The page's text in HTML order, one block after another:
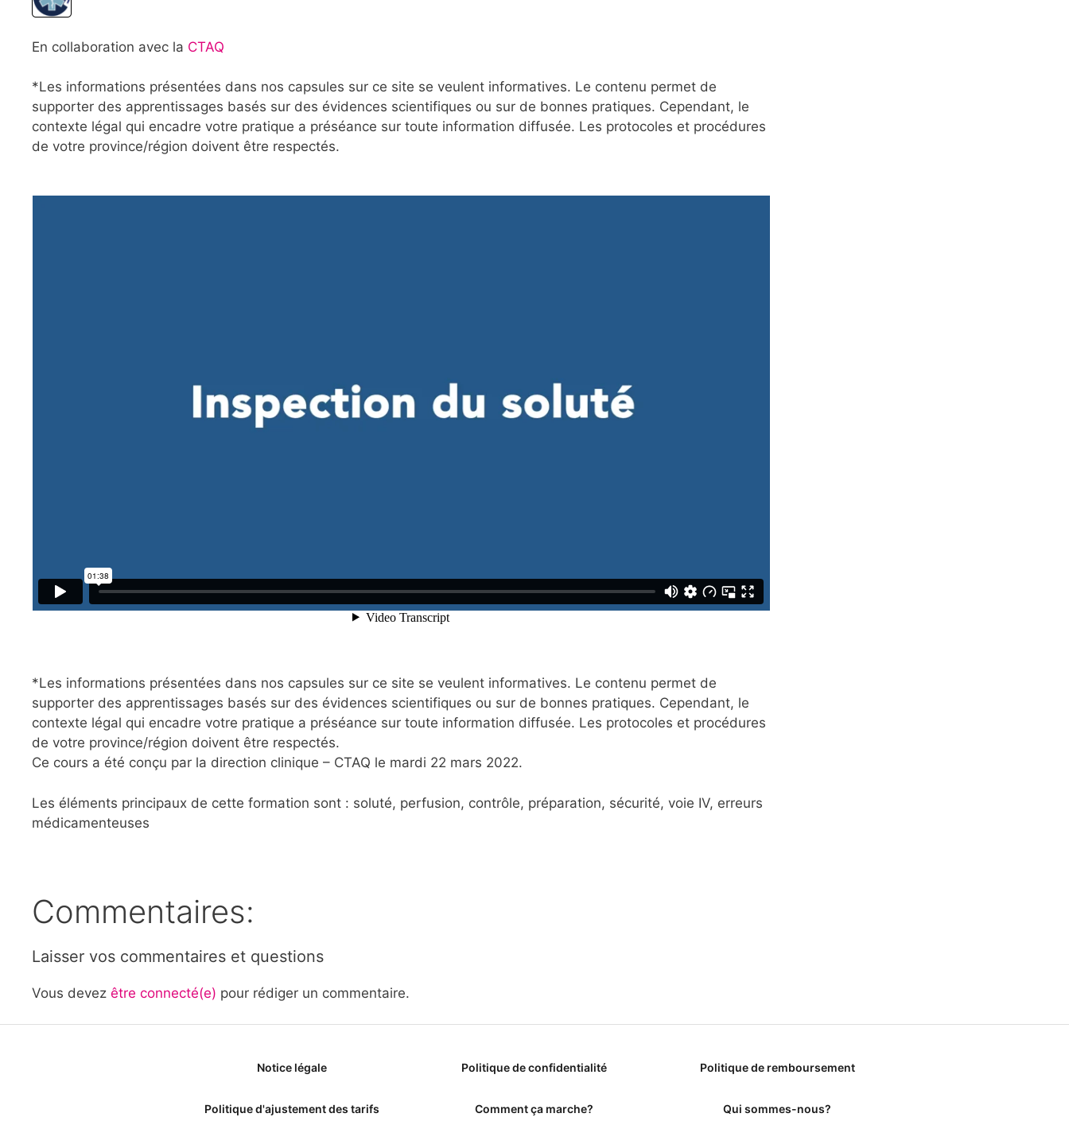
En collaboration avec la CTAQ
*Les informations présentées dans nos capsules sur ce site se veulent informatives. Le contenu permet de
supporter des apprentissages basés sur des évidences scientifiques ou sur de bonnes pratiques. Cependant, le
contexte légal qui encadre votre pratique a préséance sur toute information diffusée. Les protocoles et procédures
de votre province/région doivent être respectés.
*Les informations présentées dans nos capsules sur ce site se veulent informatives. Le contenu permet de
supporter des apprentissages basés sur des évidences scientifiques ou sur de bonnes pratiques. Cependant, le
contexte légal qui encadre votre pratique a préséance sur toute information diffusée. Les protocoles et procédures
de votre province/région doivent être respectés.
Ce cours a été conçu par la direction clinique – CTAQ le mardi 22 mars 2022.
Les éléments principaux de cette formation sont : soluté, perfusion, contrôle, préparation, sécurité, voie IV, erreurs
médicamenteuses
Commentaires:
Laisser vos commentaires et questions
Vous devez être connecté(e) pour rédiger un commentaire.
Notice légale Politique de confidentialité Politique de remboursement
Politique d'ajustement des tarifs Comment ça marche? Qui sommes-nous?